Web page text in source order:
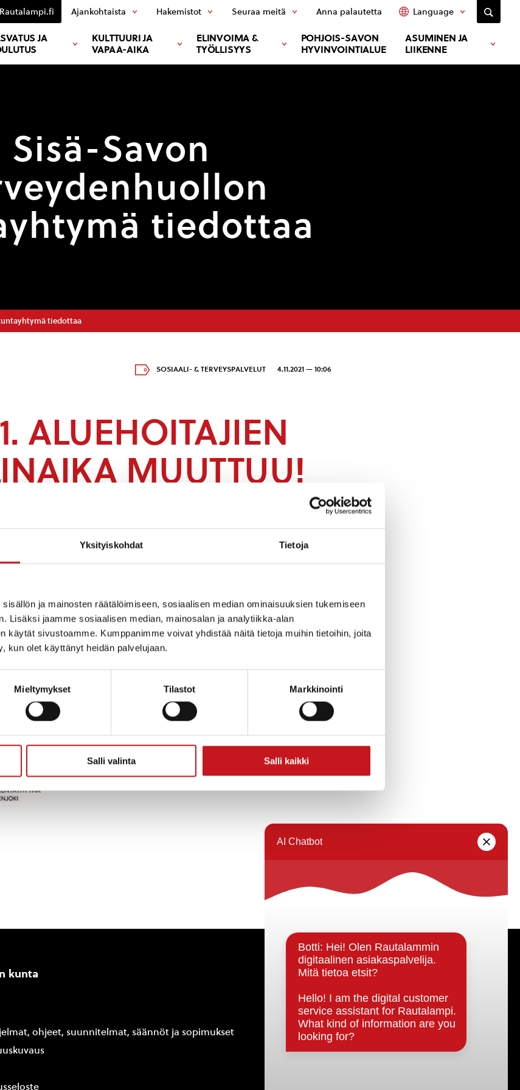
Yksityiskohdat Tietoja
ja mainosten räätälöimiseen, sosiaalisen median ominaisuuksien tukemiseen
Lisäksi jaamme sosiaalisen median, mainosalan ja analytiikka-alan
käytät sivustoamme. Kumppanimme voivat yhdistää näitä tietoja muihin tietoihin, joita
kun olet käyttänyt heidän palvelujaan.
Mieltymykset Tilastot Markkinointi
Salli valinta Salli kaikki
JA
KULTTUURI JA
VAPAA-AIKA
ELINVOIMA &
TYÖLLISYYS
POHJOIS-SAVON
HYVINVOINTIALUE
ASUMINEN JA
LIIKENNE
Ajankohtaista Hakemistot Seuraa meitä Anna palautetta Language
Sisä-Savon
tiedottaa
tiedottaa
SOSIAALI- & TERVEYSPALVELUT 4.11.2021 — 10:06
ALUEHOITAJIEN
MUUTTUU!
klo 8:00-10:00. Puhelunne
Hoitaja soittaa
aikana eli yksi soittopyyntö on
löytyvän sähköisen
vuorokauden aikaan tahansa,
kunta
ohjeet, suunnitelmat, säännöt ja sopimukset
Päätöksenteko ja lähidemokratia
Päätökset, esityslistat & pöytäkirjat
Hallinto
Kunnanhallitus
Kunnanvaltuusto